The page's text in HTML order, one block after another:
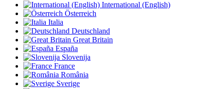
International (English)
Österreich
Italia
Deutschland
Great Britain
España
Slovenija
France
România
Sverige